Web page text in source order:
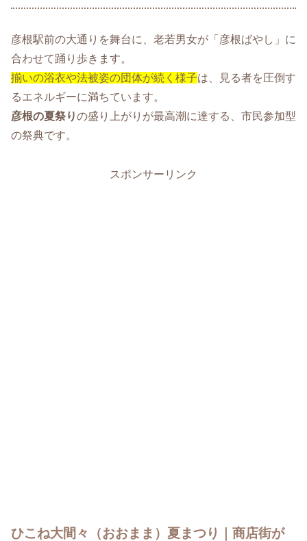
彦根駅前の大通りを舞台に、老若男女が「彦根ばやし」に
合わせて踊り歩きます。
揃いの浴衣や法被姿の団体が続く様子は、見る者を圧倒す
るエネルギーに満ちています。
彦根の夏祭りの盛り上がりが最高潮に達する、市民参加型
の祭典です。
スポンサーリンク
ひこね大間々（おおまま）夏まつり｜商店街が